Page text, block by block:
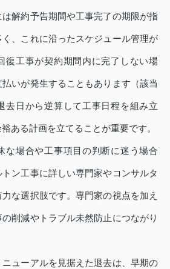
解約予告期間や工事完了の期限が指
、これに沿ったスケジュール管理が
復工事が契約期間内に完了しない場
いが発生することもあります（該当
去日から逆算して工事日程を組み立
ある計画を立てることが重要です。
な場合や工事項目の判断に迷う場合
ン工事に詳しい専門家やコンサルタ
な選択肢です。専門家の視点を加え
削減やトラブル未然防止につながり
ューアルを見据えた退去は、早期の